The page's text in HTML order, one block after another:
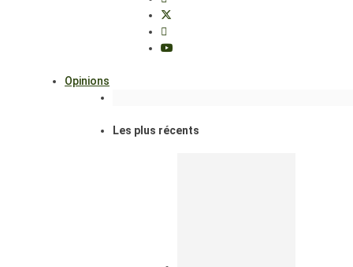
Opinions
Les plus récents